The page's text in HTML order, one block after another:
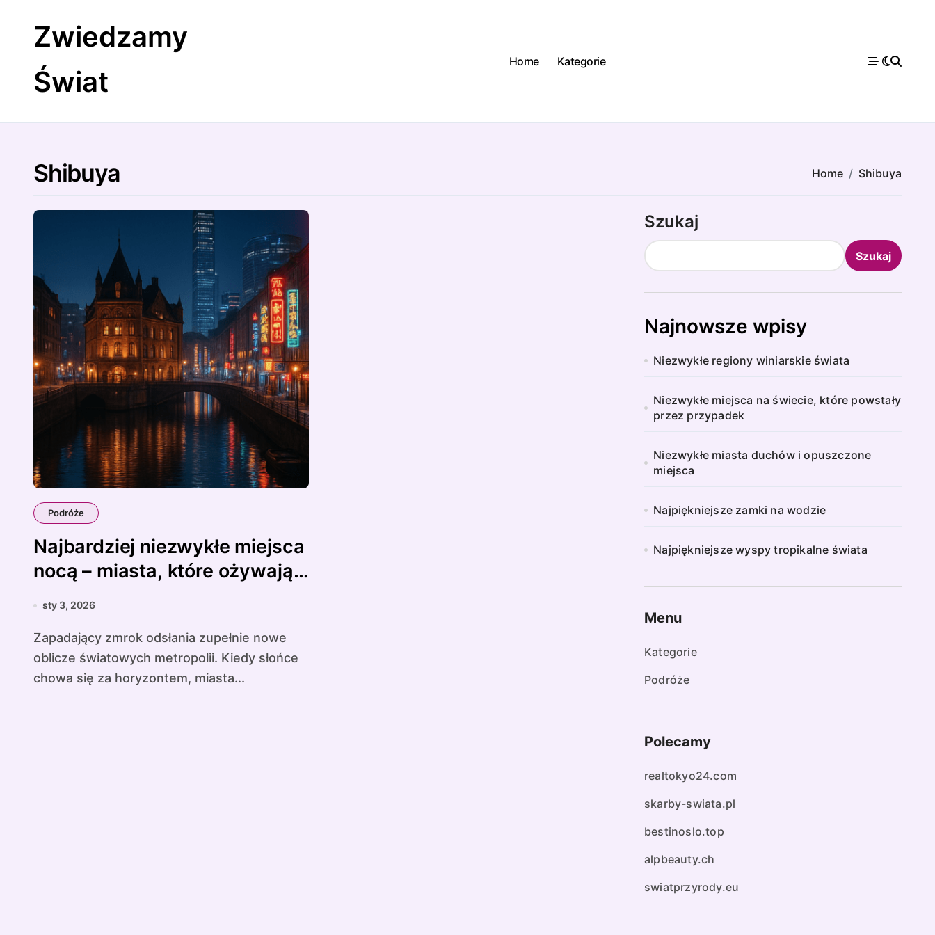
contentZwiedzamy
Świat
Home Kategorie
Shibuya Home Shibuya
Podróże
Najbardziej niezwykłe miejsca
nocą – miasta, które ożywają
po zmroku
sty 3, 2026
Zapadający zmrok odsłania zupełnie nowe
oblicze światowych metropolii. Kiedy słońce
chowa się za horyzontem, miasta...
Szukaj
Szukaj
Najnowsze wpisy
Niezwykłe regiony winiarskie świata
Niezwykłe miejsca na świecie, które powstały
przez przypadek
Niezwykłe miasta duchów i opuszczone
miejsca
Najpiękniejsze zamki na wodzie
Najpiękniejsze wyspy tropikalne świata
Menu
Kategorie
Podróże
Polecamy
realtokyo24.com
skarby-swiata.pl
bestinoslo.top
alpbeauty.ch
swiatprzyrody.eu